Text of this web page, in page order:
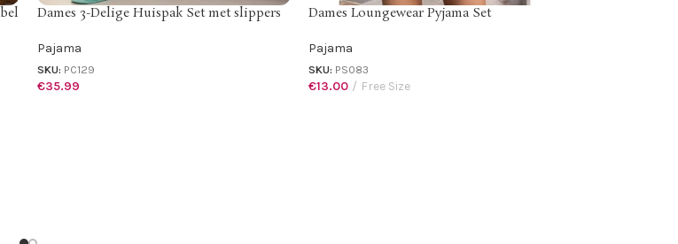
Dames 3-Delige Huispak Set met slippers
Pajama
SKU: PC129
€35.99
Dames Loungewear Pyjama Set
Pajama
SKU: PS083
€13.00 Free Size